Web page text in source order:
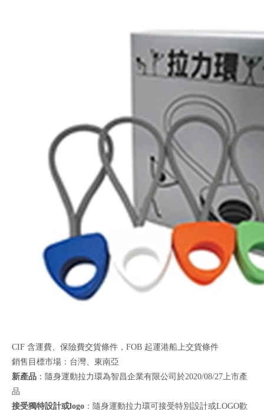
CIF 含運費、保險費交貨條件，FOB 起運港船上交貨條件
銷售目標市場：台灣、東南亞
新產品 ：隨身運動拉力環為智昌企業有限公司於2020/08/27上市產
品
接受獨特設計或logo ：隨身運動拉力環可接受特別設計或LOGO歡